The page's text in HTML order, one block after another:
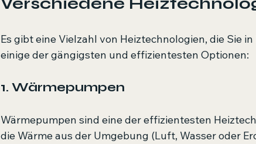
Es gibt eine Vielzahl von Heiztechnologien, die Sie
einige der gängigsten und effizientesten Optionen:
1. Wärmepumpen
Wärmepumpen sind eine der effizientesten
die Wärme aus der Umgebung (Luft, Wasser oder